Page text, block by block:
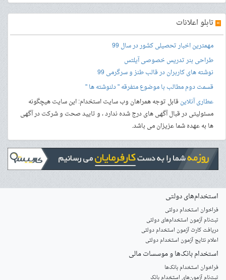
» تابلو اعلانات
مهمترین اخبار تحصیلی کشور در سال 99
طراحی بنرتدریس خصوصی آیلتس
نوشته های کاربران در قالب طنز و سرگرمی 99
قسمت دوم مطالب با موضوع متفرقه " دلنوشته ها "
عطاری آنلاینقابل توجه همراهان وب سایت استخدام: این سایت هیچگونه
مسئولیتی در قبال آگهی های درج شده ندارد ، و تایید صحت و شرکت در آگهی
ها به عهده شما عزیزان می باشد.
استخدام‌های دولتی
فراخوان استخدام دولتی
ثبت‌نام آزمون‌ استخدام‌های دولتی
دریافت کارت آزمون استخدام دولتی
اعلام نتایج آزمون استخدام دولتی
استخدام‌ بانک‌ها و موسسات مالی
فراخوان استخدام بانک‌ها
‌ثبت‌نام آزمون‌های استخدام بانک